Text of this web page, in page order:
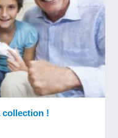
collection !